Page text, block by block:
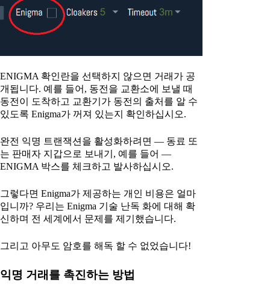
ENIGMA 확인란을 선택하지 않으면 거래가 공
개됩니다. 예를 들어, 동전을 교환소에 보낼 때
동전이 도착하고 교환기가 동전의 출처를 알 수
있도록 Enigma가 꺼져 있는지 확인하십시오.
완전 익명 트랜잭션을 활성화하려면 — 동료 또
는 판매자 지갑으로 보내기, 예를 들어 —
ENIGMA 박스를 체크하고 발사하십시오.
그렇다면 Enigma가 제공하는 개인 비용은 얼마
입니까? 우리는 Enigma 기술 난독 화에 대해 확
신하며 전 세계에서 문제를 제기했습니다.
그리고 아무도 암호를 해독 할 수 없었습니다!
익명 거래를 촉진하는 방법